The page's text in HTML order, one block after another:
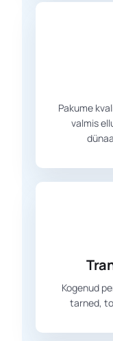
Pakume
valmis
Kogenud
tarned,